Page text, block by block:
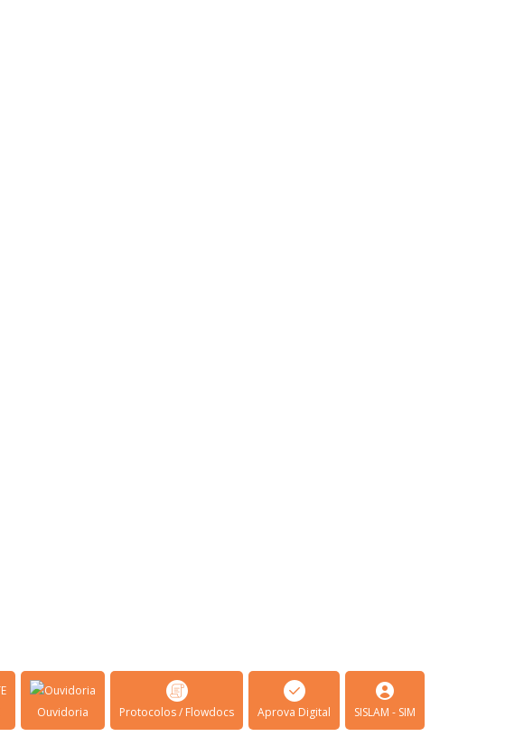
Ouvidoria Protocolos / Flowdocs Aprova Digital SISLAM - SIM